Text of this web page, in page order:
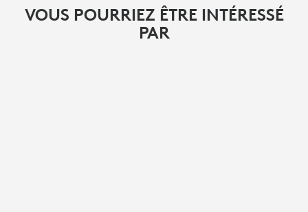
VOUS POURRIEZ ÊTRE INTÉRESSÉ
PAR